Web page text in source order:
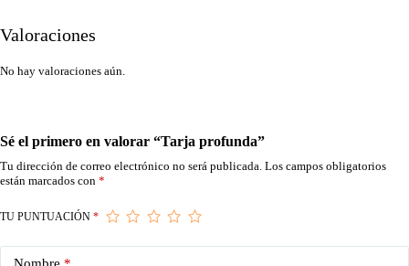
Valoraciones
No hay valoraciones aún.
Sé el primero en valorar “Tarja profunda”
Tu dirección de correo electrónico no será publicada. Los campos obligatorios
están marcados con *
TU PUNTUACIÓN *